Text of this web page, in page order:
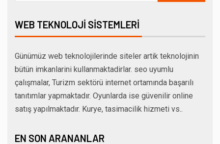
WEB TEKNOLOJI SISTEMLERI
Günümüz web teknolojilerinde siteler artik teknolojinin
bütün imkanlarini kullanmaktadirlar. seo uyumlu
çalışmalar, Turizm sektörü internet ortamında başarılı
tanıtımlar yapmaktadır. Oyunlarda ise güvenilir online
satış yapılmaktadır. Kurye, tasimacilik hizmeti vs..
EN SON ARANANLAR